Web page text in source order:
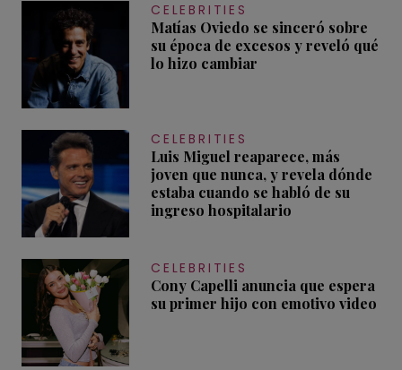
CELEBRITIES
Matías Oviedo se sinceró sobre
su época de excesos y reveló qué
lo hizo cambiar
CELEBRITIES
Luis Miguel reaparece, más
joven que nunca, y revela dónde
estaba cuando se habló de su
ingreso hospitalario
CELEBRITIES
Cony Capelli anuncia que espera
su primer hijo con emotivo video